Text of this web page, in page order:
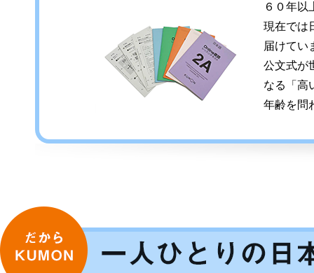
６０年以
現在では
届けてい
公文式が
なる「高
年齢を問